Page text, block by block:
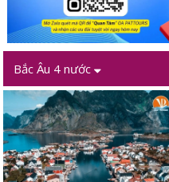
Bắc Âu 4 nước